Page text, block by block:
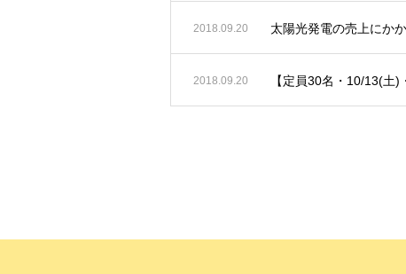
2018.09.20 太陽光発電の売上にか
2018.09.20 【定員30名・10/13(土